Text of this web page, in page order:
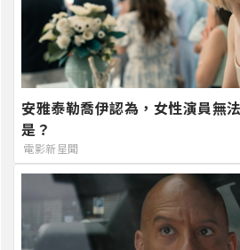
安雅泰勒喬伊認為，女性演員無
是？
電影新星聞